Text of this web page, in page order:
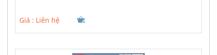
Giá : Liên hệ